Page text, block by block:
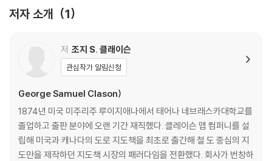
abylon offers timeless business advice wrapped in the guise
of parables set 4,000 years ago in ancient Babylon. The book
hat were distributed by banks and insurance companies from
1920 to 1924. In 1926, the pamphlets were bound together an
d published as a book.
In the book, the parables are chronicles by a fictional Babyloni
저자 소개 1
저 조지 S. 클래이슨
관심작가 알림신청
George Samuel Clason)
1874년 미국 미주리주 루이지애나에서 태어나 네브래스카대학교를
졸업하고 출판 분야에 오랜 기간 재직했다. 클레이슨 맵 컴퍼니를 설
립해 미국과 캐나다의 도로 지도책을 최초로 출간해 철 도 중심의 지
도만을 제작하던 지도책 시장의 패러다임을 전환했다. 회사가 번창하